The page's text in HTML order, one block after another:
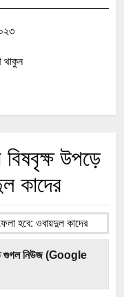
থাকুন
উপড়ে
কাদের
গুগল নিউজ (Google